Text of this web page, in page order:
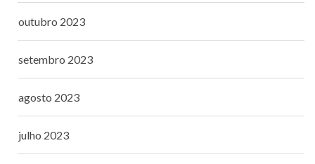
outubro 2023
setembro 2023
agosto 2023
julho 2023